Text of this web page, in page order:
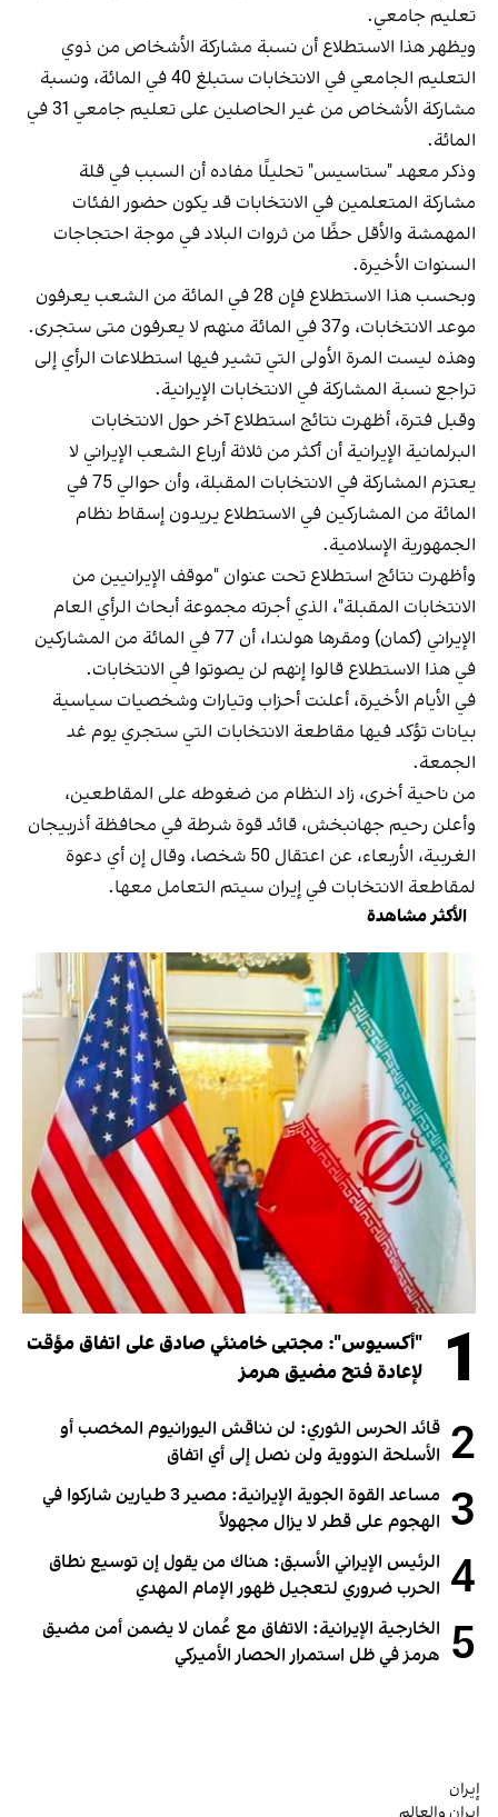
تعليم جامعي.
ويظهر هذا الاستطلاع أن نسبة مشاركة الأشخاص من ذوي
التعليم الجامعي في الانتخابات ستبلغ 40 في المائة، ونسبة
مشاركة الأشخاص من غير الحاصلين على تعليم جامعي 31 في
المائة.
وذكر معهد "ستاسيس" تحليلًا مفاده أن السبب في قلة
مشاركة المتعلمين في الانتخابات قد يكون حضور الفئات
المهمشة والأقل حظًا من ثروات البلاد في موجة احتجاجات
السنوات الأخيرة.
وبحسب هذا الاستطلاع فإن 28 في المائة من الشعب يعرفون
موعد الانتخابات، و37 في المائة منهم لا يعرفون متى ستجرى.
وهذه ليست المرة الأولى التي تشير فيها استطلاعات الرأي إلى
تراجع نسبة المشاركة في الانتخابات الإيرانية.
وقبل فترة، أظهرت نتائج استطلاع آخر حول الانتخابات
البرلمانية الإيرانية أن أكثر من ثلاثة أرباع الشعب الإيراني لا
يعتزم المشاركة في الانتخابات المقبلة، وأن حوالي 75 في
المائة من المشاركين في الاستطلاع يريدون إسقاط نظام
الجمهورية الإسلامية.
وأظهرت نتائج استطلاع تحت عنوان "موقف الإيرانيين من
الانتخابات المقبلة"، الذي أجرته مجموعة أبحاث الرأي العام
الإيراني (كمان) ومقرها هولندا، أن 77 في المائة من المشاركين
في هذا الاستطلاع قالوا إنهم لن يصوتوا في الانتخابات.
في الأيام الأخيرة، أعلنت أحزاب وتيارات وشخصيات سياسية
بيانات تؤكد فيها مقاطعة الانتخابات التي ستجري يوم غد
الجمعة.
من ناحية أخرى، زاد النظام من ضغوطه على المقاطعين،
وأعلن رحيم جهانبخش، قائد قوة شرطة في محافظة أذربيجان
الغربية، الأربعاء، عن اعتقال 50 شخصا، وقال إن أي دعوة
لمقاطعة الانتخابات في إيران سيتم التعامل معها.
الأكثر مشاهدة
1
"أكسيوس": مجتبى خامنئي صادق على اتفاق مؤقت
لإعادة فتح مضيق هرمز
2 قائد الحرس الثوري: لن نناقش اليورانيوم المخصب أو
الأسلحة النووية ولن نصل إلى أي اتفاق
3
مساعد القوة الجوية الإيرانية: مصير 3 طيارين شاركوا في
الهجوم على قطر لا يزال مجهولاً
4 الرئيس الإيراني الأسبق: هناك من يقول إن توسيع نطاق
الحرب ضروري لتعجيل ظهور الإمام المهدي
5 الخارجية الإيرانية: الاتفاق مع عُمان لا يضمن أمن مضيق
هرمز في ظل استمرار الحصار الأميركي
إيران